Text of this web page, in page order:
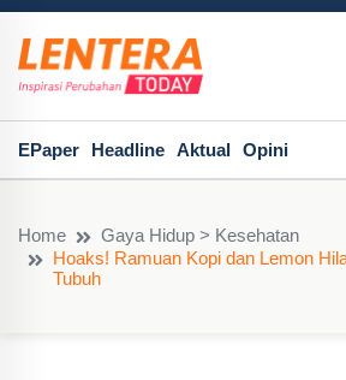
EPaper Headline Aktual Opini
Home
Gaya Hidup > Kesehatan
Hoaks! Ramuan Kopi dan Lemon
Tubuh